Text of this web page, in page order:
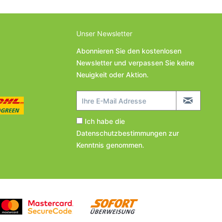
Unser Newsletter
Abonnieren Sie den kostenlosen
Newsletter und verpassen Sie keine
Neuigkeit oder Aktion.
Ich habe die
Datenschutzbestimmungen zur
Kenntnis genommen.